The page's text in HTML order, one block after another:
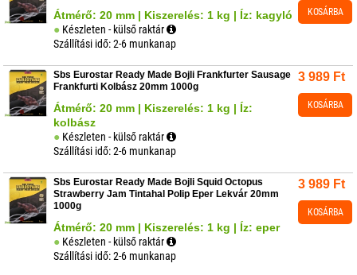
Átmérő: 20 mm | Kiszerelés: 1 kg | Íz: kagyló
Készleten - külső raktár
Szállítási idő: 2-6 munkanap
KOSÁRBA
Sbs Eurostar Ready Made Bojli Frankfurter Sausage
Frankfurti Kolbász 20mm 1000g
Átmérő: 20 mm | Kiszerelés: 1 kg | Íz:
kolbász
Készleten - külső raktár
Szállítási idő: 2-6 munkanap
3 989 Ft
KOSÁRBA
Sbs Eurostar Ready Made Bojli Squid Octopus
Strawberry Jam Tintahal Polip Eper Lekvár 20mm
1000g
Átmérő: 20 mm | Kiszerelés: 1 kg | Íz: eper
Készleten - külső raktár
Szállítási idő: 2-6 munkanap
3 989 Ft
KOSÁRBA